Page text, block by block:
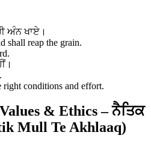
ਅੰਨ ਖਾਏ।
shall reap the grain.
right conditions and effort.
& Ethics – ਨੈਤਿਕ
Mull Te Akhlaaq)